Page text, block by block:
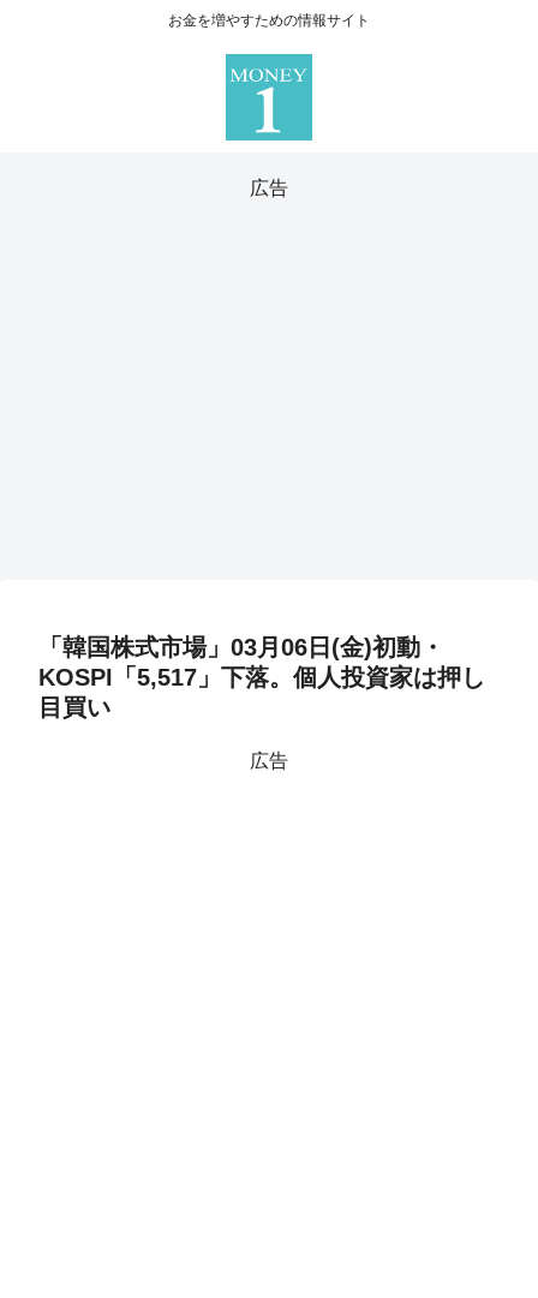
お金を増やすための情報サイト
広告
「韓国株式市場」03月06日(金)初動・
KOSPI「5,517」下落。個人投資家は押し
目買い
広告